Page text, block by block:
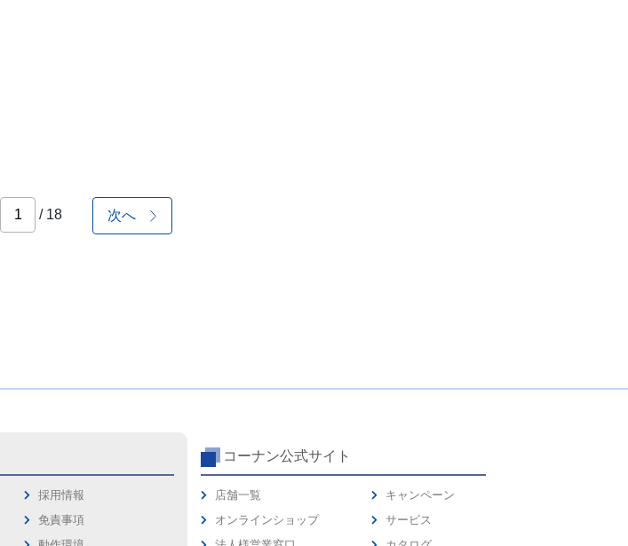
/ 18 次へ
採用情報
免責事項
コーナン公式サイト
店舗一覧
オンラインショップ
キャンペーン
サービス